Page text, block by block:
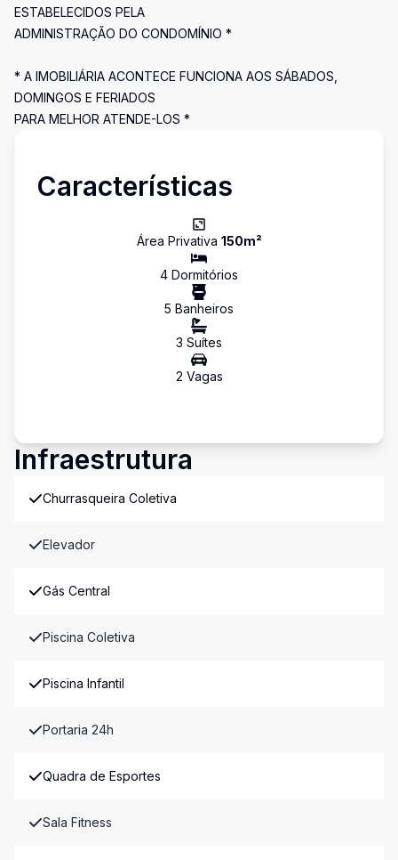
ESTABELECIDOS PELA
ADMINISTRAÇÃO DO CONDOMÍNIO *
* A IMOBILIÁRIA ACONTECE FUNCIONA AOS SÁBADOS,
DOMINGOS E FERIADOS
PARA MELHOR ATENDE-LOS *
Características
Área Privativa 150m²
4 Dormitórios
5 Banheiros
3 Suítes
2 Vagas
Infraestrutura
Churrasqueira Coletiva
Elevador
Gás Central
Piscina Coletiva
Piscina Infantil
Portaria 24h
Quadra de Esportes
Sala Fitness